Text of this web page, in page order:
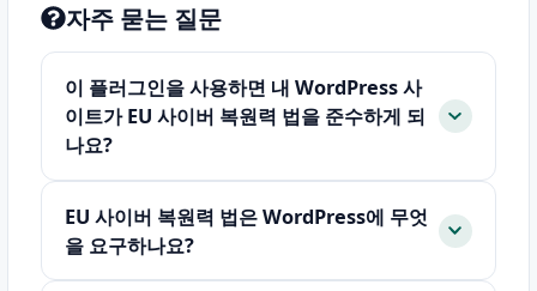
자주 묻는 질문
이 플러그인을 사용하면 내 WordPress 사
이트가 EU 사이버 복원력 법을 준수하게 되
나요?
EU 사이버 복원력 법은 WordPress에 무엇
을 요구하나요?